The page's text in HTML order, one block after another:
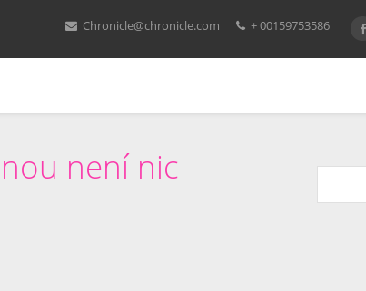
Chronicle@chronicle.com + 00159753586
není nic